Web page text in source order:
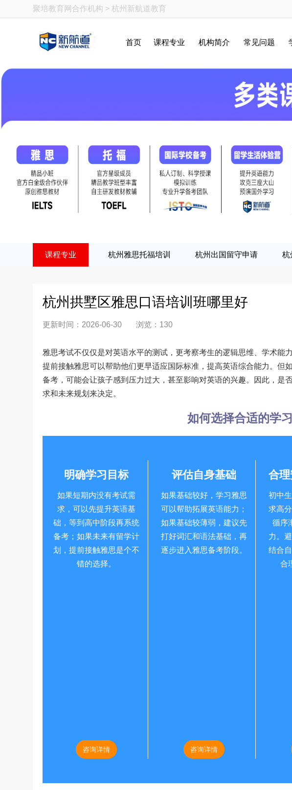
聚培教育网 合作机构 > 杭州新航道教育
首页 课程专业 机构简介 常见问题
课程专业 杭州雅思托福培训 杭州出国留守申请 杭
杭州拱墅区雅思口语培训班哪里好
更新时间：2026-06-30 浏览： 130
雅思考试不仅仅是对英语水平的测试，更考察考生的逻辑思维、学术能
提前接触雅思可以帮助他们更早适应国际标准，提高英语综合能力。但
备考，可能会让孩子感到压力过大，甚至影响对英语的兴趣。因此，是
求和未来规划来决定。
如何选择合适的学
明确学习目标
如果短期内没有考试需
求，可以先提升英语基
础，等到高中阶段再系统
备考；如果未来有留学计
划，提前接触雅思是个不
错的选择。
咨询详情
评估自身基础
如果基础较好，学习雅思
可以帮助拓展英语能力；
如果基础较薄弱，建议先
打好词汇和语法基础，再
逐步进入雅思备考阶段。
咨询详情
合
初中
求高
循序
力。
结合
合